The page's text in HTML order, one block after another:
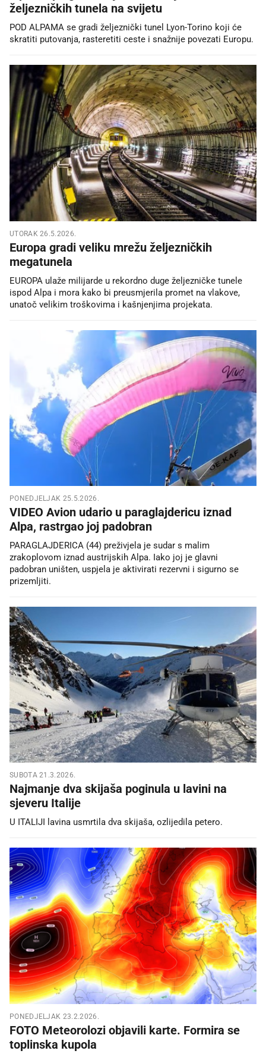
željezničkih tunela na svijetu
POD ALPAMA se gradi željeznički tunel Lyon-Torino koji će
skratiti putovanja, rasteretiti ceste i snažnije povezati Europu.
UTORAK 26.5.2026.
Europa gradi veliku mrežu željezničkih
megatunela
EUROPA ulaže milijarde u rekordno duge željezničke tunele
ispod Alpa i mora kako bi preusmjerila promet na vlakove,
unatoč velikim troškovima i kašnjenjima projekata.
PONEDJELJAK 25.5.2026.
VIDEO Avion udario u paraglajdericu iznad
Alpa, rastrgao joj padobran
PARAGLAJDERICA (44) preživjela je sudar s malim
zrakoplovom iznad austrijskih Alpa. Iako joj je glavni
padobran uništen, uspjela je aktivirati rezervni i sigurno se
prizemljiti.
SUBOTA 21.3.2026.
Najmanje dva skijaša poginula u lavini na
sjeveru Italije
U ITALIJI lavina usmrtila dva skijaša, ozlijedila petero.
PONEDJELJAK 23.2.2026.
FOTO Meteorolozi objavili karte. Formira se
toplinska kupola